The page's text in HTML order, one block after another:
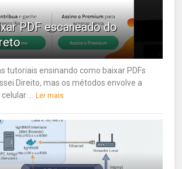
PDF escaneado do
tutoriais ensinando como baixar PDFs
Direito, mas os métodos envolve a
...
Ler mais